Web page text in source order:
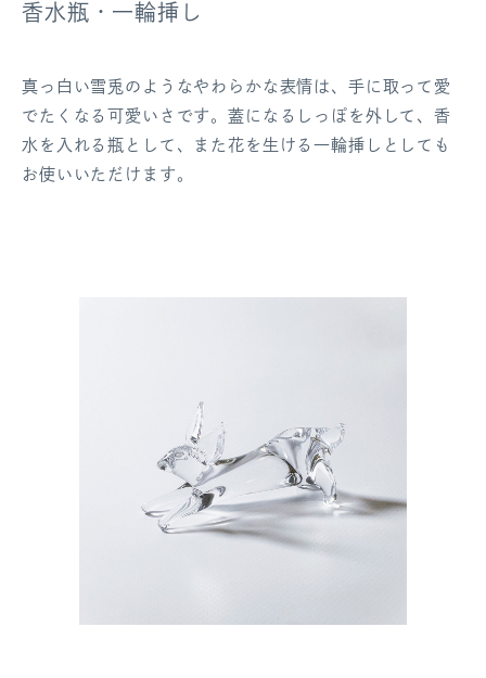
香水瓶・一輪挿し
真っ白い雪兎のようなやわらかな表情は、手に取って愛
でたくなる可愛いさです。蓋になるしっぽを外して、香
水を入れる瓶として、また花を生ける一輪挿しとしても
お使いいただけます。